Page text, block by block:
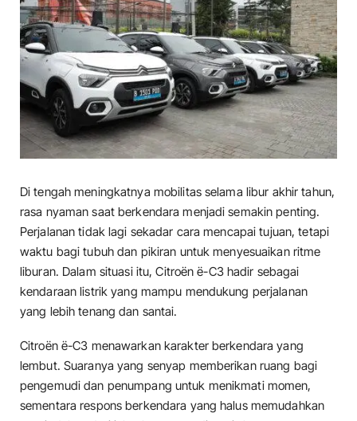
Di tengah meningkatnya mobilitas selama libur akhir tahun,
rasa nyaman saat berkendara menjadi semakin penting.
Perjalanan tidak lagi sekadar cara mencapai tujuan, tetapi
waktu bagi tubuh dan pikiran untuk menyesuaikan ritme
liburan. Dalam situasi itu, Citroën ë-C3 hadir sebagai
kendaraan listrik yang mampu mendukung perjalanan
yang lebih tenang dan santai.
Citroën ë-C3 menawarkan karakter berkendara yang
lembut. Suaranya yang senyap memberikan ruang bagi
pengemudi dan penumpang untuk menikmati momen,
sementara respons berkendara yang halus memudahkan